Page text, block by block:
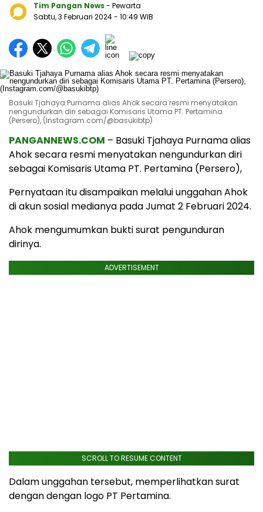
Tim Pangan News- Pewarta
Sabtu, 3 Februari 2024- 10:49 WIB
Basuki Tjahaya Purnama alias Ahok secara resmi menyatakan
nengundurkan diri sebagai Komisaris Utama PT. Pertamina
(Persero), (Instagram.com/@basukibtp)
PANGANNEWS.COM – Basuki Tjahaya Purnama alias
Ahok secara resmi menyatakan nengundurkan diri
sebagai Komisaris Utama PT. Pertamina (Persero),
Pernyataan itu disampaikan melalui unggahan Ahok
di akun sosial medianya pada Jumat 2 Februari 2024.
Ahok mengumumkan bukti surat pengunduran
dirinya.
ADVERTISEMENT
SCROLL TO RESUME CONTENT
Dalam unggahan tersebut, memperlihatkan surat
dengan dengan logo PT Pertamina.